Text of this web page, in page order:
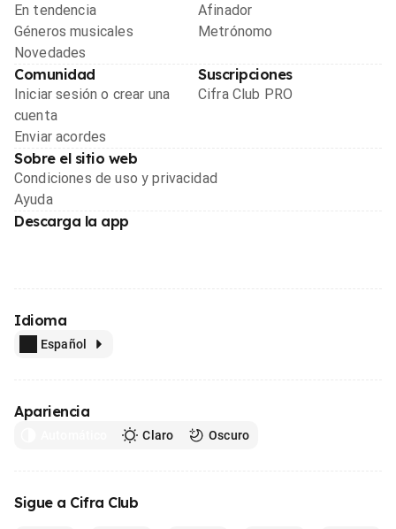
En tendencia
Géneros musicales
Novedades
Afinador
Metrónomo
Comunidad
Iniciar sesión o crear una
cuenta
Enviar acordes
Suscripciones
Cifra Club PRO
Sobre el sitio web
Condiciones de uso y privacidad
Ayuda
Descarga la app
Idioma
Español
Apariencia
Claro Oscuro
Sigue a Cifra Club